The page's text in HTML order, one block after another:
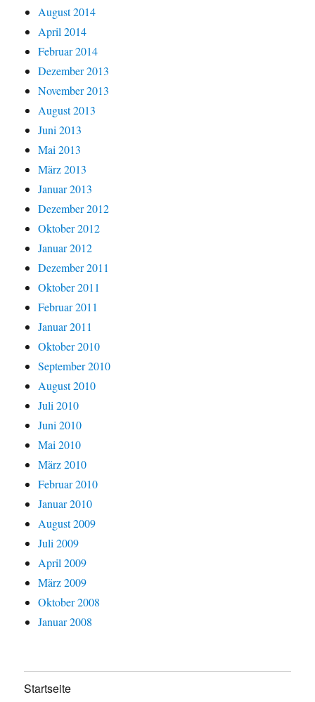
August 2014
April 2014
Februar 2014
Dezember 2013
November 2013
August 2013
Juni 2013
Mai 2013
März 2013
Januar 2013
Dezember 2012
Oktober 2012
Januar 2012
Dezember 2011
Oktober 2011
Februar 2011
Januar 2011
Oktober 2010
September 2010
August 2010
Juli 2010
Juni 2010
Mai 2010
März 2010
Februar 2010
Januar 2010
August 2009
Juli 2009
April 2009
März 2009
Oktober 2008
Januar 2008
Startseite